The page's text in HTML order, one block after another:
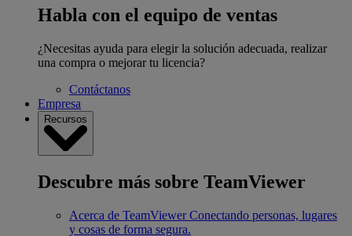
Habla con el equipo de ventas
¿Necesitas ayuda para elegir la solución adecuada, realizar
una compra o mejorar tu licencia?
Contáctanos
Empresa
Recursos
Descubre más sobre TeamViewer
Acerca de TeamViewer Conectando personas, lugares
y cosas de forma segura.